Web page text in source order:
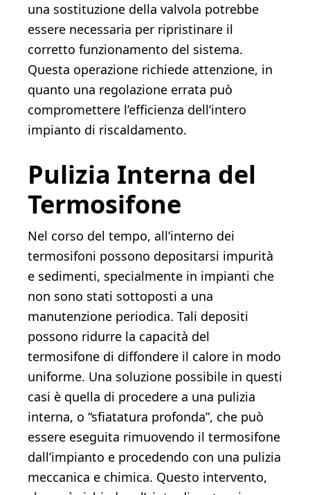
una sostituzione della valvola potrebbe
essere necessaria per ripristinare il
corretto funzionamento del sistema.
Questa operazione richiede attenzione, in
quanto una regolazione errata può
compromettere l’efficienza dell’intero
impianto di riscaldamento.
Pulizia Interna del
Termosifone
Nel corso del tempo, all’interno dei
termosifoni possono depositarsi impurità
e sedimenti, specialmente in impianti che
non sono stati sottoposti a una
manutenzione periodica. Tali depositi
possono ridurre la capacità del
termosifone di diffondere il calore in modo
uniforme. Una soluzione possibile in questi
casi è quella di procedere a una pulizia
interna, o “sfiatatura profonda”, che può
essere eseguita rimuovendo il termosifone
dall’impianto e procedendo con una pulizia
meccanica e chimica. Questo intervento,